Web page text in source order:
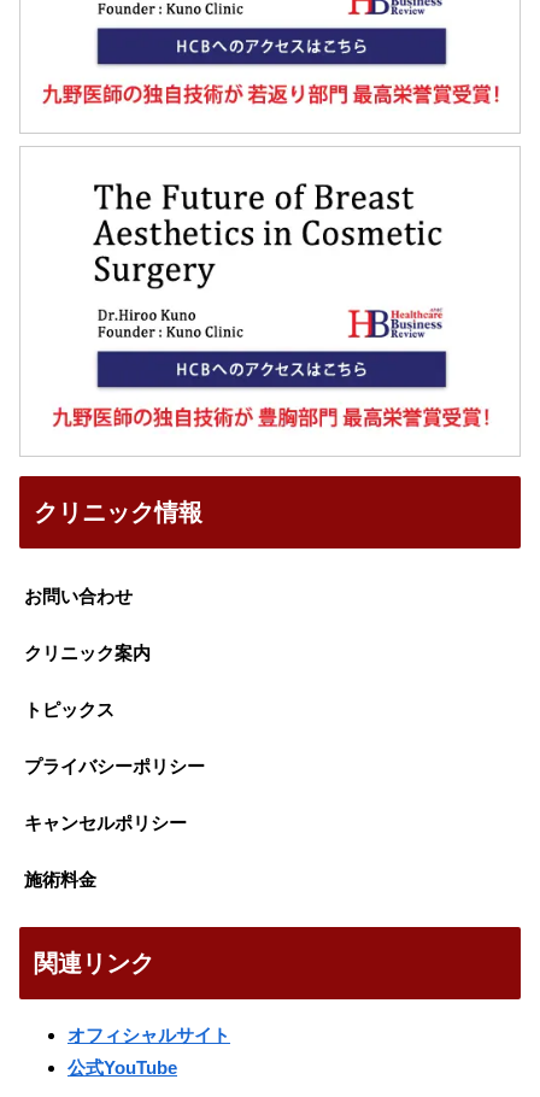
クリニック情報
お問い合わせ
クリニック案内
トピックス
プライバシーポリシー
キャンセルポリシー
施術料金
関連リンク
オフィシャルサイト
公式YouTube